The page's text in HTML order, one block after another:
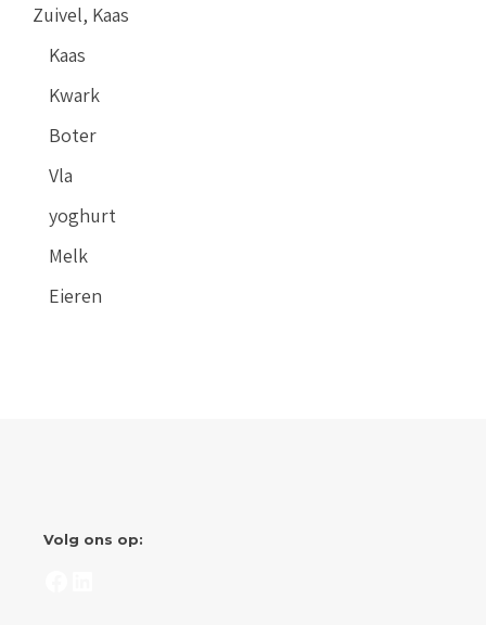
Zuivel, Kaas
Kaas
Kwark
Boter
Vla
yoghurt
Melk
Eieren
Volg ons op: